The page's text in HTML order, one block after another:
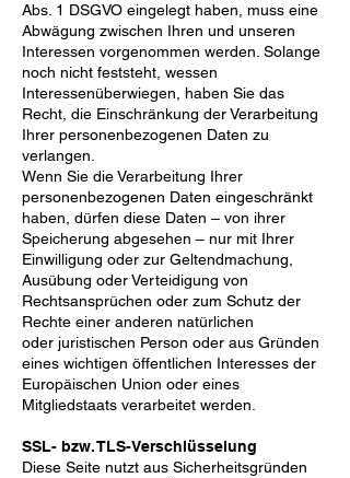
Abs. 1 DSGVO eingelegt haben, muss eine
Abwägung zwischen Ihren und unseren
Interessen vorgenommen werden. Solange
noch nicht feststeht, wessen
Interessenüberwiegen, haben Sie das
Recht, die Einschränkung der Verarbeitung
Ihrer personenbezogenen Daten zu
verlangen.
Wenn Sie die Verarbeitung Ihrer
personenbezogenen Daten eingeschränkt
haben, dürfen diese Daten – von ihrer
Speicherung abgesehen – nur mit Ihrer
Einwilligung oder zur Geltendmachung,
Ausübung oderVerteidigung von
Rechtsansprüchen oder zum Schutz der
Rechte einer anderen natürlichen
oder juristischen Person oder aus Gründen
eines wichtigen öffentlichen Interesses der
Europäischen Union oder eines
Mitgliedstaats verarbeitet werden.
SSL- bzw. TLS-Verschlüsselung
Diese Seite nutzt aus Sicherheitsgründen